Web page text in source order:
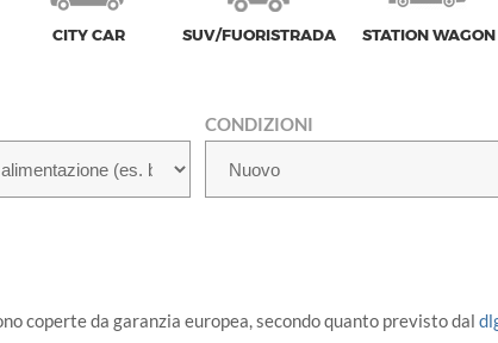
CITY CAR SUV/FUORISTRADA STATION WAGON
CONDIZIONI
coperte da garanzia europea, secondo quanto previsto dal